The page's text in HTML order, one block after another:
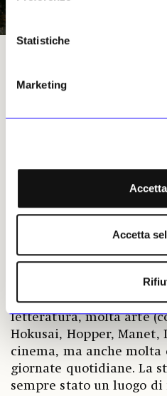
Statistiche
Marketing
Accetta
Torino
Hanno segnato la storia
Alle Gallerie d’Italia –
retrospettiva, a cura di
voce al suo pensiero.
spiegare le sue
da qualcosa che
letteratura, molta arte
Hokusai, Hopper, Manet,
cinema, ma anche molta
giornate quotidiane. La
sempre stato un luogo